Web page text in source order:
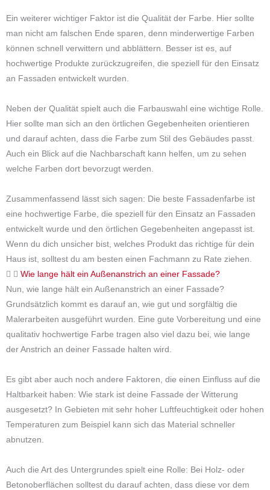
Ein weiterer wichtiger Faktor ist die Qualität der Farbe. Hier sollte
man nicht am falschen Ende sparen, denn minderwertige Farben
können schnell verwittern und abblättern. Besser ist es, auf
hochwertige Produkte zurückzugreifen, die speziell für den Einsatz
an Fassaden entwickelt wurden.
Neben der Qualität spielt auch die Farbauswahl eine wichtige Rolle.
Hier sollte man sich an den örtlichen Gegebenheiten orientieren
und darauf achten, dass die Farbe zum Stil des Gebäudes passt.
Auch ein Blick auf die Nachbarschaft kann helfen, um zu sehen
welche Farben dort bevorzugt werden.
Zusammenfassend lässt sich sagen: Die beste Fassadenfarbe ist
eine hochwertige Farbe, die speziell für den Einsatz an Fassaden
entwickelt wurde und den örtlichen Gegebenheiten angepasst ist.
Wenn du dich unsicher bist, welches Produkt das richtige für dein
Haus ist, solltest du am besten einen Fachmann zu Rate ziehen.
Wie lange hält ein Außenanstrich an einer Fassade?
Nun, wie lange hält ein Außenanstrich an einer Fassade?
Grundsätzlich kommt es darauf an, wie gut und sorgfältig die
Malerarbeiten ausgeführt wurden. Eine gute Vorbereitung und eine
qualitativ hochwertige Farbe tragen also viel dazu bei, wie lange
der Anstrich an deiner Fassade halten wird.
Es gibt aber auch noch andere Faktoren, die einen Einfluss auf die
Haltbarkeit haben: Wie stark ist deine Fassade der Witterung
ausgesetzt? In Gebieten mit sehr hoher Luftfeuchtigkeit oder hohen
Temperaturen zum Beispiel kann sich das Material schneller
abnutzen.
Auch die Art des Untergrundes spielt eine Rolle: Bei Holz- oder
Betonoberflächen solltest du darauf achten, dass diese vor dem